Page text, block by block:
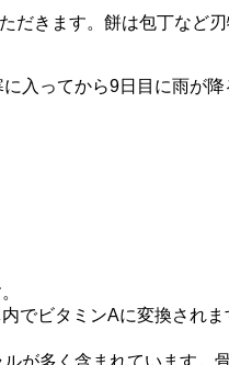
だきます。餅は包丁など
入ってから9日目に雨が
でビタミンAに変換され
が多く含まれています。